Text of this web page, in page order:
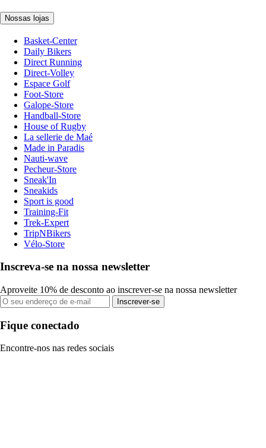
Nossas lojas
Basket-Center
Daily Bikers
Direct Running
Direct-Volley
Espace Golf
Foot-Store
Galope-Store
Handball-Store
House of Rugby
La sellerie de Maé
Made in Paradis
Nauti-wave
Pecheur-Store
Sneak'In
Sneakids
Sport is good
Training-Fit
Trek-Expert
TripNBikers
Vélo-Store
Inscreva-se na nossa newsletter
Aproveite 10% de desconto ao inscrever-se na nossa newsletter
Inscrever-se
Fique conectado
Encontre-nos nas redes sociais